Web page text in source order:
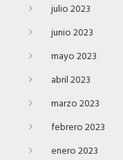
julio 2023
junio 2023
mayo 2023
abril 2023
marzo 2023
febrero 2023
enero 2023